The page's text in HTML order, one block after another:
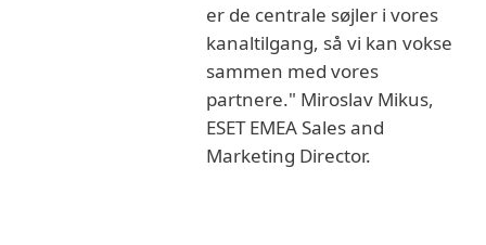
er de centrale søjler i vores
kanaltilgang, så vi kan vokse
sammen med vores
partnere." Miroslav Mikus,
ESET EMEA Sales and
Marketing Director.